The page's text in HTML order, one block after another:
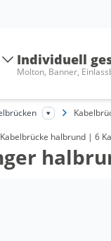
Individuell
Molton, Banner,
halbrund | 6